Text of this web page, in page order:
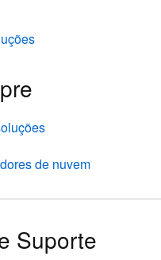
de nuvem
Suporte